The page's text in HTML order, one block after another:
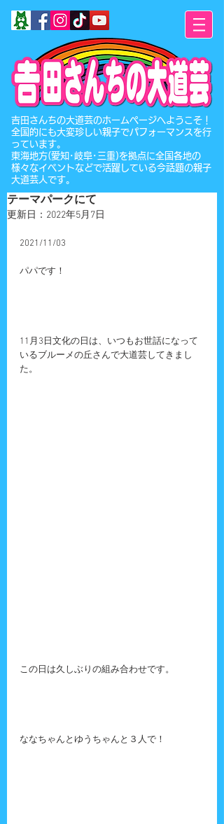
​吉田さんちの大道芸のホームページへようこそ！
全国的にも大変珍しい親子でパフォーマンスを行
っています。
東海地方(愛知･岐阜･三重)を拠点に全国各地の
様々なイベントなどで活躍している今話題の親子
大道芸人です。
テーマパークにて
更新日： 2022年5月7日
2021/11/03
パパです！
11月3日文化の日は、いつもお世話になって
いるブルーメの丘さんで大道芸してきまし
た。
この日は久しぶりの組み合わせです。
ななちゃんとゆうちゃんと３人で！